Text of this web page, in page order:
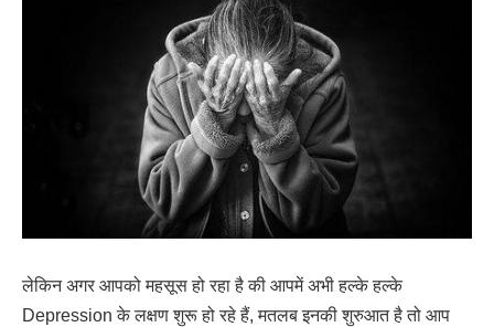
लेकिन अगर आपको महसूस हो रहा है की आपमें अभी हल्के हल्के
Depression के लक्षण शुरू हो रहे हैं, मतलब इनकी शुरुआत है तो आप